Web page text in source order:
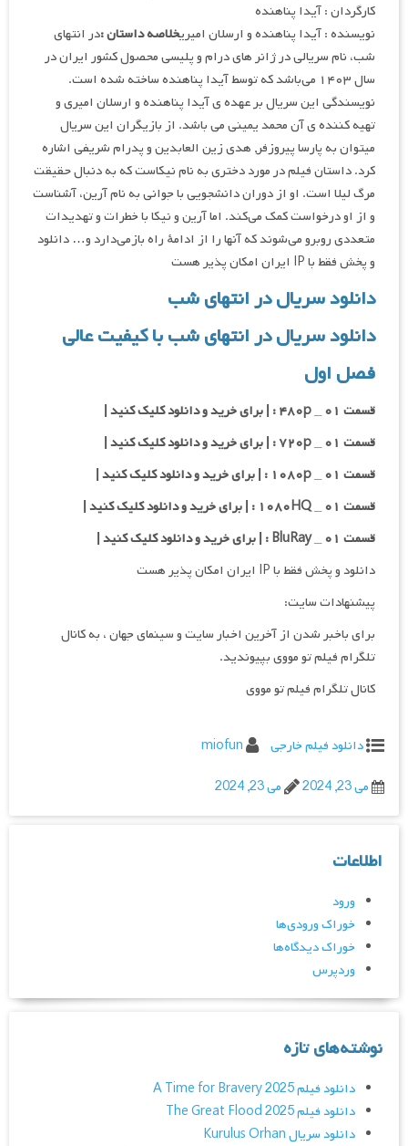
کارگردان : آیدا پناهنده
نویسنده : آیدا پناهنده و ارسلان امیریخلاصه داستان :در انتهای
شب، نام سریالی در ژانر های درام و پلیسی محصول کشور ایران در
سال ۱۴۰۳ می‌باشد که توسط آیدا پناهنده ساخته شده است.
نویسندگی این سریال بر عهده ی آیدا پناهنده و ارسلان امیری و
تهیه کننده ی آن محمد یمینی می باشد. از بازیگران این سریال
میتوان به پارسا پیروزفر, هدی زین العابدین و پدرام شریفی اشاره
کرد. داستان فیلم در مورد دختری به نام نیکاست که به دنبال حقیقت
مرگ لیلا است. او از دوران دانشجویی با جوانی به نام آرین، آشناست
و از او درخواست کمک می‌کند. اما آرین و نیکا با خطرات و تهدیدات
متعددی روبرو می‌شوند که آنها را از ادامهٔ راه بازمی‌دارد و… دانلود
و پخش فقط با IP ایران امکان پذیر هست
دانلود سریال در انتهای شب
دانلود سریال در انتهای شب با کیفیت عالی
فصل اول
قسمت ۰۱ _ ۴۸۰p : | برای خرید و دانلود کلیک کنید |
قسمت ۰۱ _ ۷۲۰p : | برای خرید و دانلود کلیک کنید |
قسمت ۰۱ _ ۱۰۸۰p : | برای خرید و دانلود کلیک کنید |
قسمت ۰۱ _ ۱۰۸۰HQ : | برای خرید و دانلود کلیک کنید |
قسمت ۰۱ _ BluRay : | برای خرید و دانلود کلیک کنید |
دانلود و پخش فقط با IP ایران امکان پذیر هست
پیشنهادات سایت:
برای باخبر شدن از آخرین اخبار سایت و سینمای جهان ، به کانال
تلگرام فیلم تو مووی بپیوندید.
کانال تلگرام فیلم تو مووی
دانلود فیلم خارجی
miofun
می 23, 2024
می 23, 2024
اطلاعات
ورود
خوراک ورودی‌ها
خوراک دیدگاه‌ها
وردپرس
نوشته‌های تازه
دانلود فیلم A Time for Bravery 2025
دانلود فیلم The Great Flood 2025
دانلود سریال Kurulus Orhan